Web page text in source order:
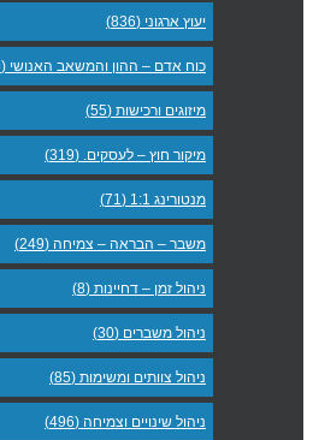
יעוץ ארגוני (836)
כוח אדם – ההון והמשאב האנושי (69)
מיזוגים ורכישות (55)
מיקור חוץ – לעסקים. (319)
מנטורינג 1:1 (71)
משבר – הבראה – צמיחה (249)
ניהול זמן – דחיינות (8)
ניהול משברים (30)
ניהול צוותים ומשימות (85)
ניהול שינויים וצמיחה (496)